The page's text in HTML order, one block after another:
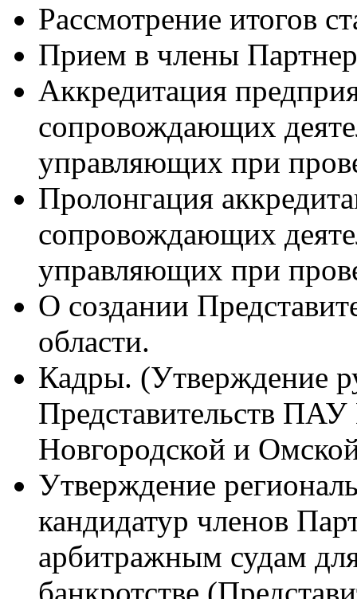
Рассмотрение итогов
Прием в члены
Аккредитация
сопровождающих
управляющих при
Пролонгация
сопровождающих
управляющих при
О создании
области.
Кадры. (Утверждение
Представительств
Новгородской и
Утверждение
кандидатур членов
арбитражным судам
банкротстве